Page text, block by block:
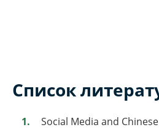
Список
Social Media and